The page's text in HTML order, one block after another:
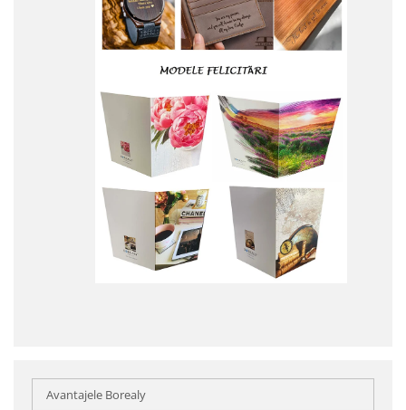
Avantajele Borealy